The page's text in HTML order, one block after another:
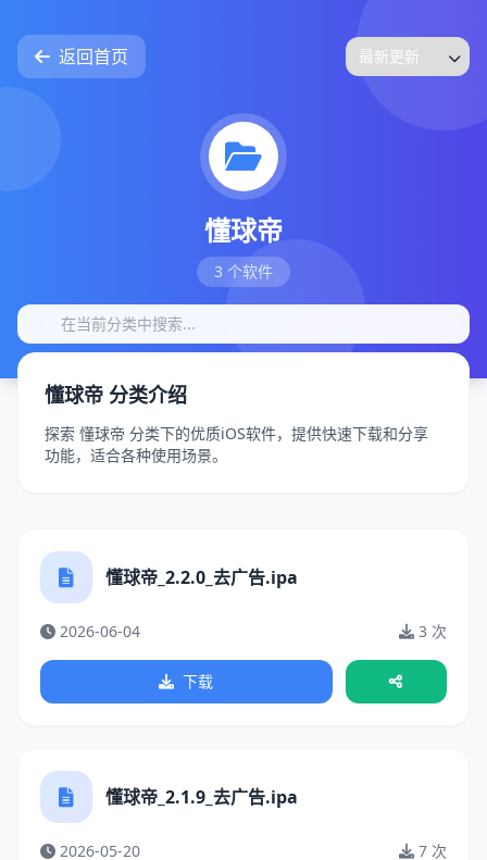
返回首页
懂球帝
3 个软件
懂球帝 分类介绍
探索 懂球帝 分类下的优质iOS软件，提供快速下载和分享
功能，适合各种使用场景。
懂球帝_2.2.0_去广告.ipa
2026-06-04 3 次
下载
懂球帝_2.1.9_去广告.ipa
2026-05-20 7 次